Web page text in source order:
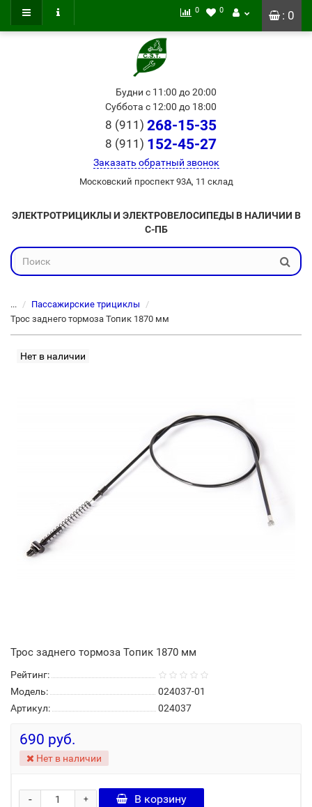
: 0
0 0
Будни с 11:00 до 20:00
Суббота с 12:00 до 18:00
8 (911) 268-15-35
8 (911) 152-45-27
Заказать обратный звонок
Московский проспект 93А, 11 склад
ЭЛЕКТРОТРИЦИКЛЫ И ЭЛЕКТРОВЕЛОСИПЕДЫ В НАЛИЧИИ В
С-ПБ
...
Пассажирские трициклы
Трос заднего тормоза Топик 1870 мм
Нет в наличии
Трос заднего тормоза Топик 1870 мм
Рейтинг:
Модель:
024037-01
Артикул:
024037
690 руб.
Нет в наличии
+
- В корзину